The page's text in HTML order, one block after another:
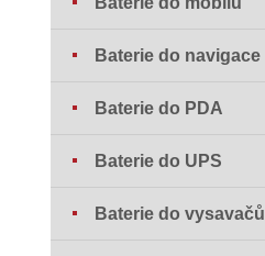
Baterie do navigace
Baterie do PDA
Baterie do UPS
Baterie do vysavačů